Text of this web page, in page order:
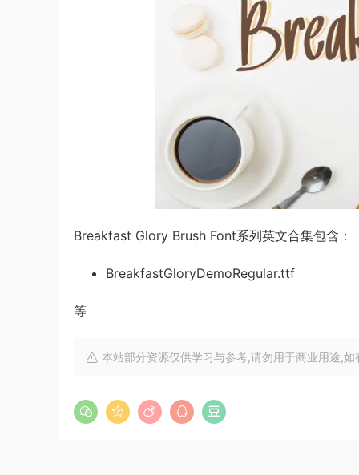
Breakfast Glory Brush Font系列英文合集包含：
BreakfastGloryDemoRegular.ttf
等
本站部分资源仅供学习与参考,请勿用于商业用途,